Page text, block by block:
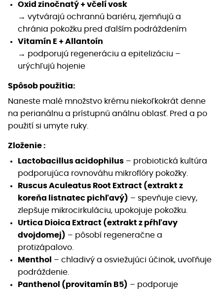
Oxid zinočnatý + včelí vosk
→ vytvárajú ochrannú bariéru, zjemňujú a
chránia pokožku pred ďalším podráždením
Vitamín E + Allantoín
→ podporujú regeneráciu a epitelizáciu –
urýchľujú hojenie​
Spôsob použitia:
Naneste malé množstvo krému niekoľkokrát denne
na perianálnu a prístupnú análnu oblasť. Pred a po
použití si umyte ruky.
Zloženie :
Lactobacillus acidophilus – probiotická kultúra
podporujúca rovnováhu mikroflóry pokožky.
Ruscus Aculeatus Root Extract (extrakt z
koreňa listnatec pichľavý) – spevňuje cievy,
zlepšuje mikrocirkuláciu, upokojuje pokožku.
Urtica Dioica Extract (extrakt z pŕhľavy
dvojdomej) – pôsobí regeneračne a
protizápalovo.
Menthol
– chladivý a osviežujúci účinok, uvoľňuje
podráždenie.
Panthenol (provitamín B5) – podporuje